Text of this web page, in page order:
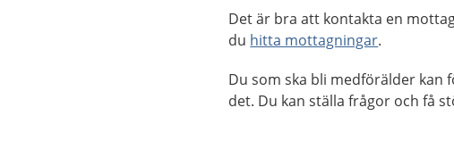
Det är bra att kontakta en
du hitta mottagningar.
Du som ska bli medförälder kan
det. Du kan ställa frågor och få